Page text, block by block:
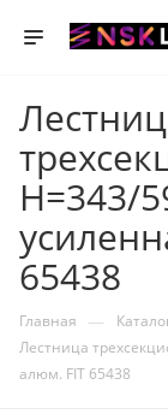
H=343/
65438
Главная —
Лестница
алюм. FIT 65438